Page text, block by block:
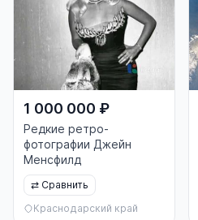
1 000 000 ₽
Редкие ретро-
фотографии Джейн
Менсфилд
⇄ Сравнить
Краснодарский край